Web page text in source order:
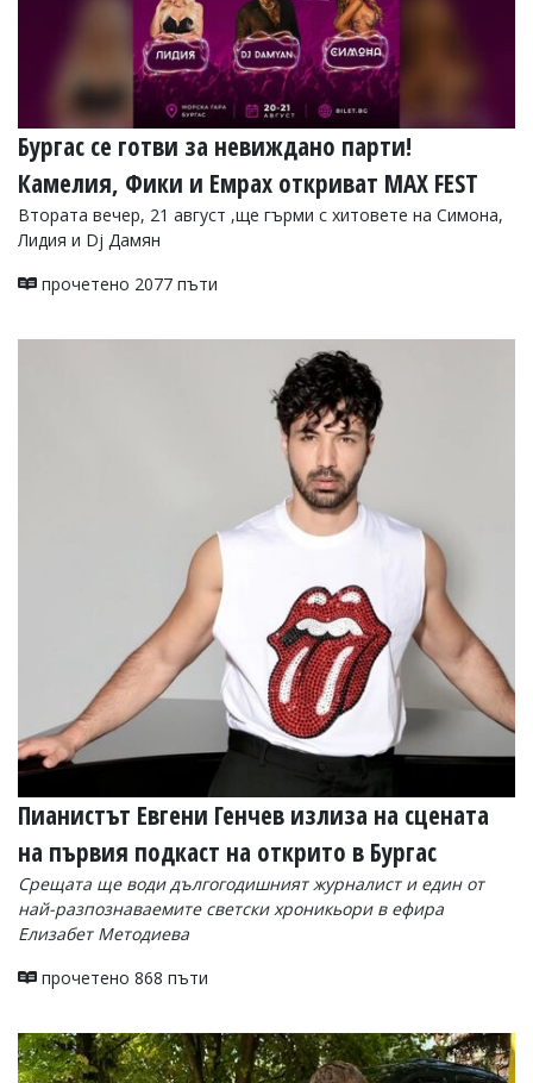
Бургас се готви за невиждано парти!
Камелия, Фики и Емрах откриват MAX FEST
Втората вечер, 21 август ,ще гърми с хитовете на Симона,
Лидия и Dj Дамян
прочетено 2077 пъти
Пианистът Евгени Генчев излиза на сцената
на първия подкаст на открито в Бургас
Срещата ще води дългогодишният журналист и един от
най-разпознаваемите светски хроникьори в ефира
Елизабет Методиева
прочетено 868 пъти